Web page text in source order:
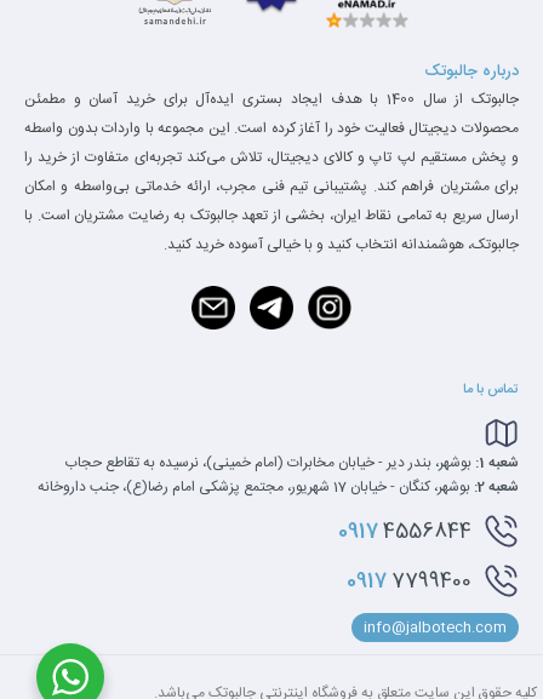
درباره جالبوتک
جالبوتک از سال 1400 با هدف ایجاد بستری ایده‌آل برای خرید آسان و مطمئن
محصولات دیجیتال فعالیت خود را آغاز کرده است. این مجموعه با واردات بدون واسطه
و پخش مستقیم لپ تاپ و کالای دیجیتال، تلاش می‌کند تجربه‌ای متفاوت از خرید را
برای مشتریان فراهم کند. پشتیبانی تیم فنی مجرب، ارائه خدماتی بی‌واسطه و امکان
ارسال سریع به تمامی نقاط ایران، بخشی از تعهد جالبوتک به رضایت مشتریان است. با
جالبوتک، هوشمندانه انتخاب کنید و با خیالی آسوده خرید کنید.
تماس با ما
شعبه 1:
بوشهر، بندر دیر - خیابان مخابرات (امام خمینی)، نرسیده به تقاطع حجاب
شعبه 2:
بوشهر، کنگان - خیابان 17 شهریور، مجتمع پزشکی امام رضا(ع)، جنب داروخانه
09174556844
09177799400
info@jalbotech.com
کلیه‌ حقوق این سایت متعلق به فروشگاه اینترنتی جالبوتک می‌باشد.